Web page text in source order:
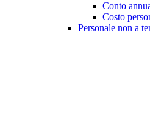
Conto
Costo
Personale non a